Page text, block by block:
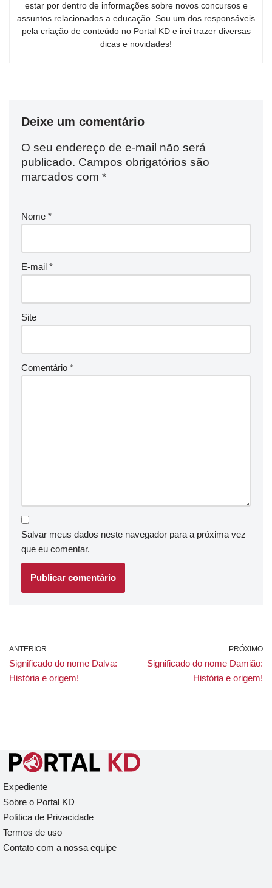
estar por dentro de informações sobre novos concursos e
assuntos relacionados a educação. Sou um dos responsáveis
pela criação de conteúdo no Portal KD e irei trazer diversas
dicas e novidades!
Deixe um comentário
O seu endereço de e-mail não será
publicado. Campos obrigatórios são
marcados com *
Nome *
E-mail *
Site
Comentário *
Salvar meus dados neste navegador para a próxima vez
que eu comentar.
ANTERIOR
Significado do nome Dalva:
História e origem!
PRÓXIMO
Significado do nome Damião:
História e origem!
Expediente
Sobre o Portal KD
Política de Privacidade
Termos de uso
Contato com a nossa equipe